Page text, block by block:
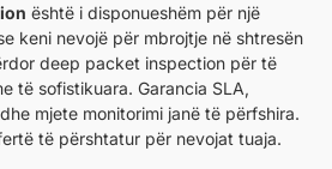
është i disponueshëm për një
keni nevojë për mbrojtje në shtresën
deep packet inspection për të
të sofistikuara. Garancia SLA,
mjete monitorimi janë të përfshira.
të përshtatur për nevojat tuaja.